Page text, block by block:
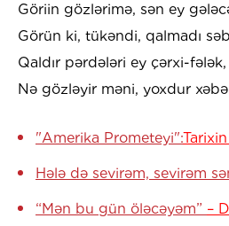
Göriin gözlərimə, sən ey
Görün ki, tükəndi, qalmadı
Qaldır pərdələri ey çərxi-fələk,
Nə gözləyir məni, yoxdur
"Amerika Prometeyi":
Hələ də sevirəm, sevirəm
“Mən bu gün öləcəyəm” –